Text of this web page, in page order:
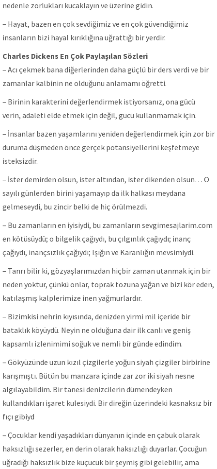
nedenle zorlukları kucaklayın ve üzerine gidin.
– Hayat, bazen en çok sevdiğimiz ve en çok güvendiğimiz
insanların bizi hayal kırıklığına uğrattığı bir yerdir.
Charles Dickens En Çok Paylaşılan Sözleri
– Acı çekmek bana diğerlerinden daha güçlü bir ders verdi ve bir
zamanlar kalbinin ne olduğunu anlamamı öğretti.
– Birinin karakterini değerlendirmek istiyorsanız, ona gücü
verin, adaleti elde etmek için değil, gücü kullanmamak için.
– İnsanlar bazen yaşamlarını yeniden değerlendirmek için zor bir
duruma düşmeden önce gerçek potansiyellerini keşfetmeye
isteksizdir.
– İster demirden olsun, ister altından, ister dikenden olsun… O
sayılı günlerden birini yaşamayıp da ilk halkası meydana
gelmeseydi, bu zincir belki de hiç örülmezdi.
– Bu zamanların en iyisiydi, bu zamanların sevgimesajlarim.com
en kötüsüydü; o bilgelik çağıydı, bu çılgınlık çağıydı; inanç
çağıydı, inançsızlık çağıydı; Işığın ve Karanlığın mevsimiydi.
– Tanrı bilir ki, gözyaşlarımızdan hiçbir zaman utanmak için bir
neden yoktur, çünkü onlar, toprak tozuna yağan ve bizi kör eden,
katılaşmış kalplerimize inen yağmurlardır.
– Bizimkisi nehrin kıyısında, denizden yirmi mil içeride bir
bataklık köyüydü. Neyin ne olduğuna dair ilk canlı ve geniş
kapsamlı izlenimimi soğuk ve nemli bir günde edindim.
– Gökyüzünde uzun kızıl çizgilerle yoğun siyah çizgiler birbirine
karışmıştı. Bütün bu manzara içinde zar zor iki siyah nesne
algılayabildim. Bir tanesi denizcilerin dümendeyken
kullandıkları işaret kulesiydi. Bir direğin üzerindeki kasnaksız bir
fıçı gibiyd
– Çocuklar kendi yaşadıkları dünyanın içinde en çabuk olarak
haksızlığı sezerler, en derin olarak haksızlığı duyarlar. Çocuğun
uğradığı haksızlık bize küçücük bir şeymiş gibi gelebilir, ama